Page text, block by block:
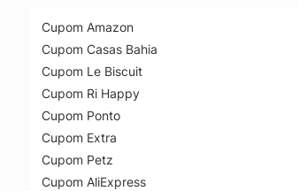
Cupom Amazon
Cupom Casas Bahia
Cupom Le Biscuit
Cupom Ri Happy
Cupom Ponto
Cupom Extra
Cupom Petz
Cupom AliExpress